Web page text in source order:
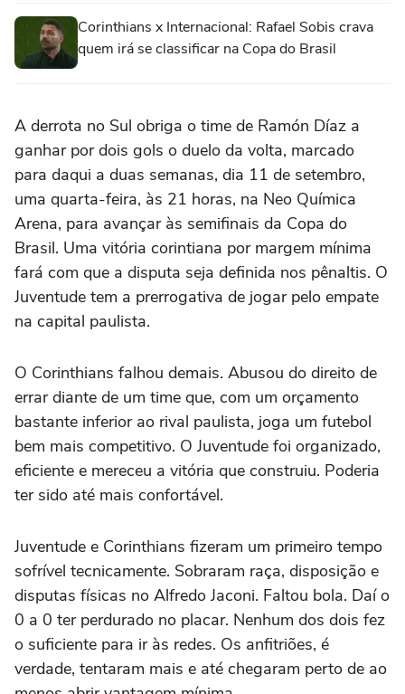
Corinthians x Internacional: Rafael Sobis crava
quem irá se classificar na Copa do Brasil
A derrota no Sul obriga o time de Ramón Díaz a
ganhar por dois gols o duelo da volta, marcado
para daqui a duas semanas, dia 11 de setembro,
uma quarta-feira, às 21 horas, na Neo Química
Arena, para avançar às semifinais da Copa do
Brasil. Uma vitória corintiana por margem mínima
fará com que a disputa seja definida nos pênaltis. O
Juventude tem a prerrogativa de jogar pelo empate
na capital paulista.
O Corinthians falhou demais. Abusou do direito de
errar diante de um time que, com um orçamento
bastante inferior ao rival paulista, joga um futebol
bem mais competitivo. O Juventude foi organizado,
eficiente e mereceu a vitória que construiu. Poderia
ter sido até mais confortável.
Juventude e Corinthians fizeram um primeiro tempo
sofrível tecnicamente. Sobraram raça, disposição e
disputas físicas no Alfredo Jaconi. Faltou bola. Daí o
0 a 0 ter perdurado no placar. Nenhum dos dois fez
o suficiente para ir às redes. Os anfitriões, é
verdade, tentaram mais e até chegaram perto de ao